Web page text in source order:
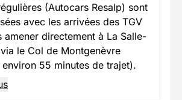
(Autocars Resalp) sont
avec les arrivées des TGV
amener directement à La Salle-
le Col de Montgenèvre
55 minutes de trajet).